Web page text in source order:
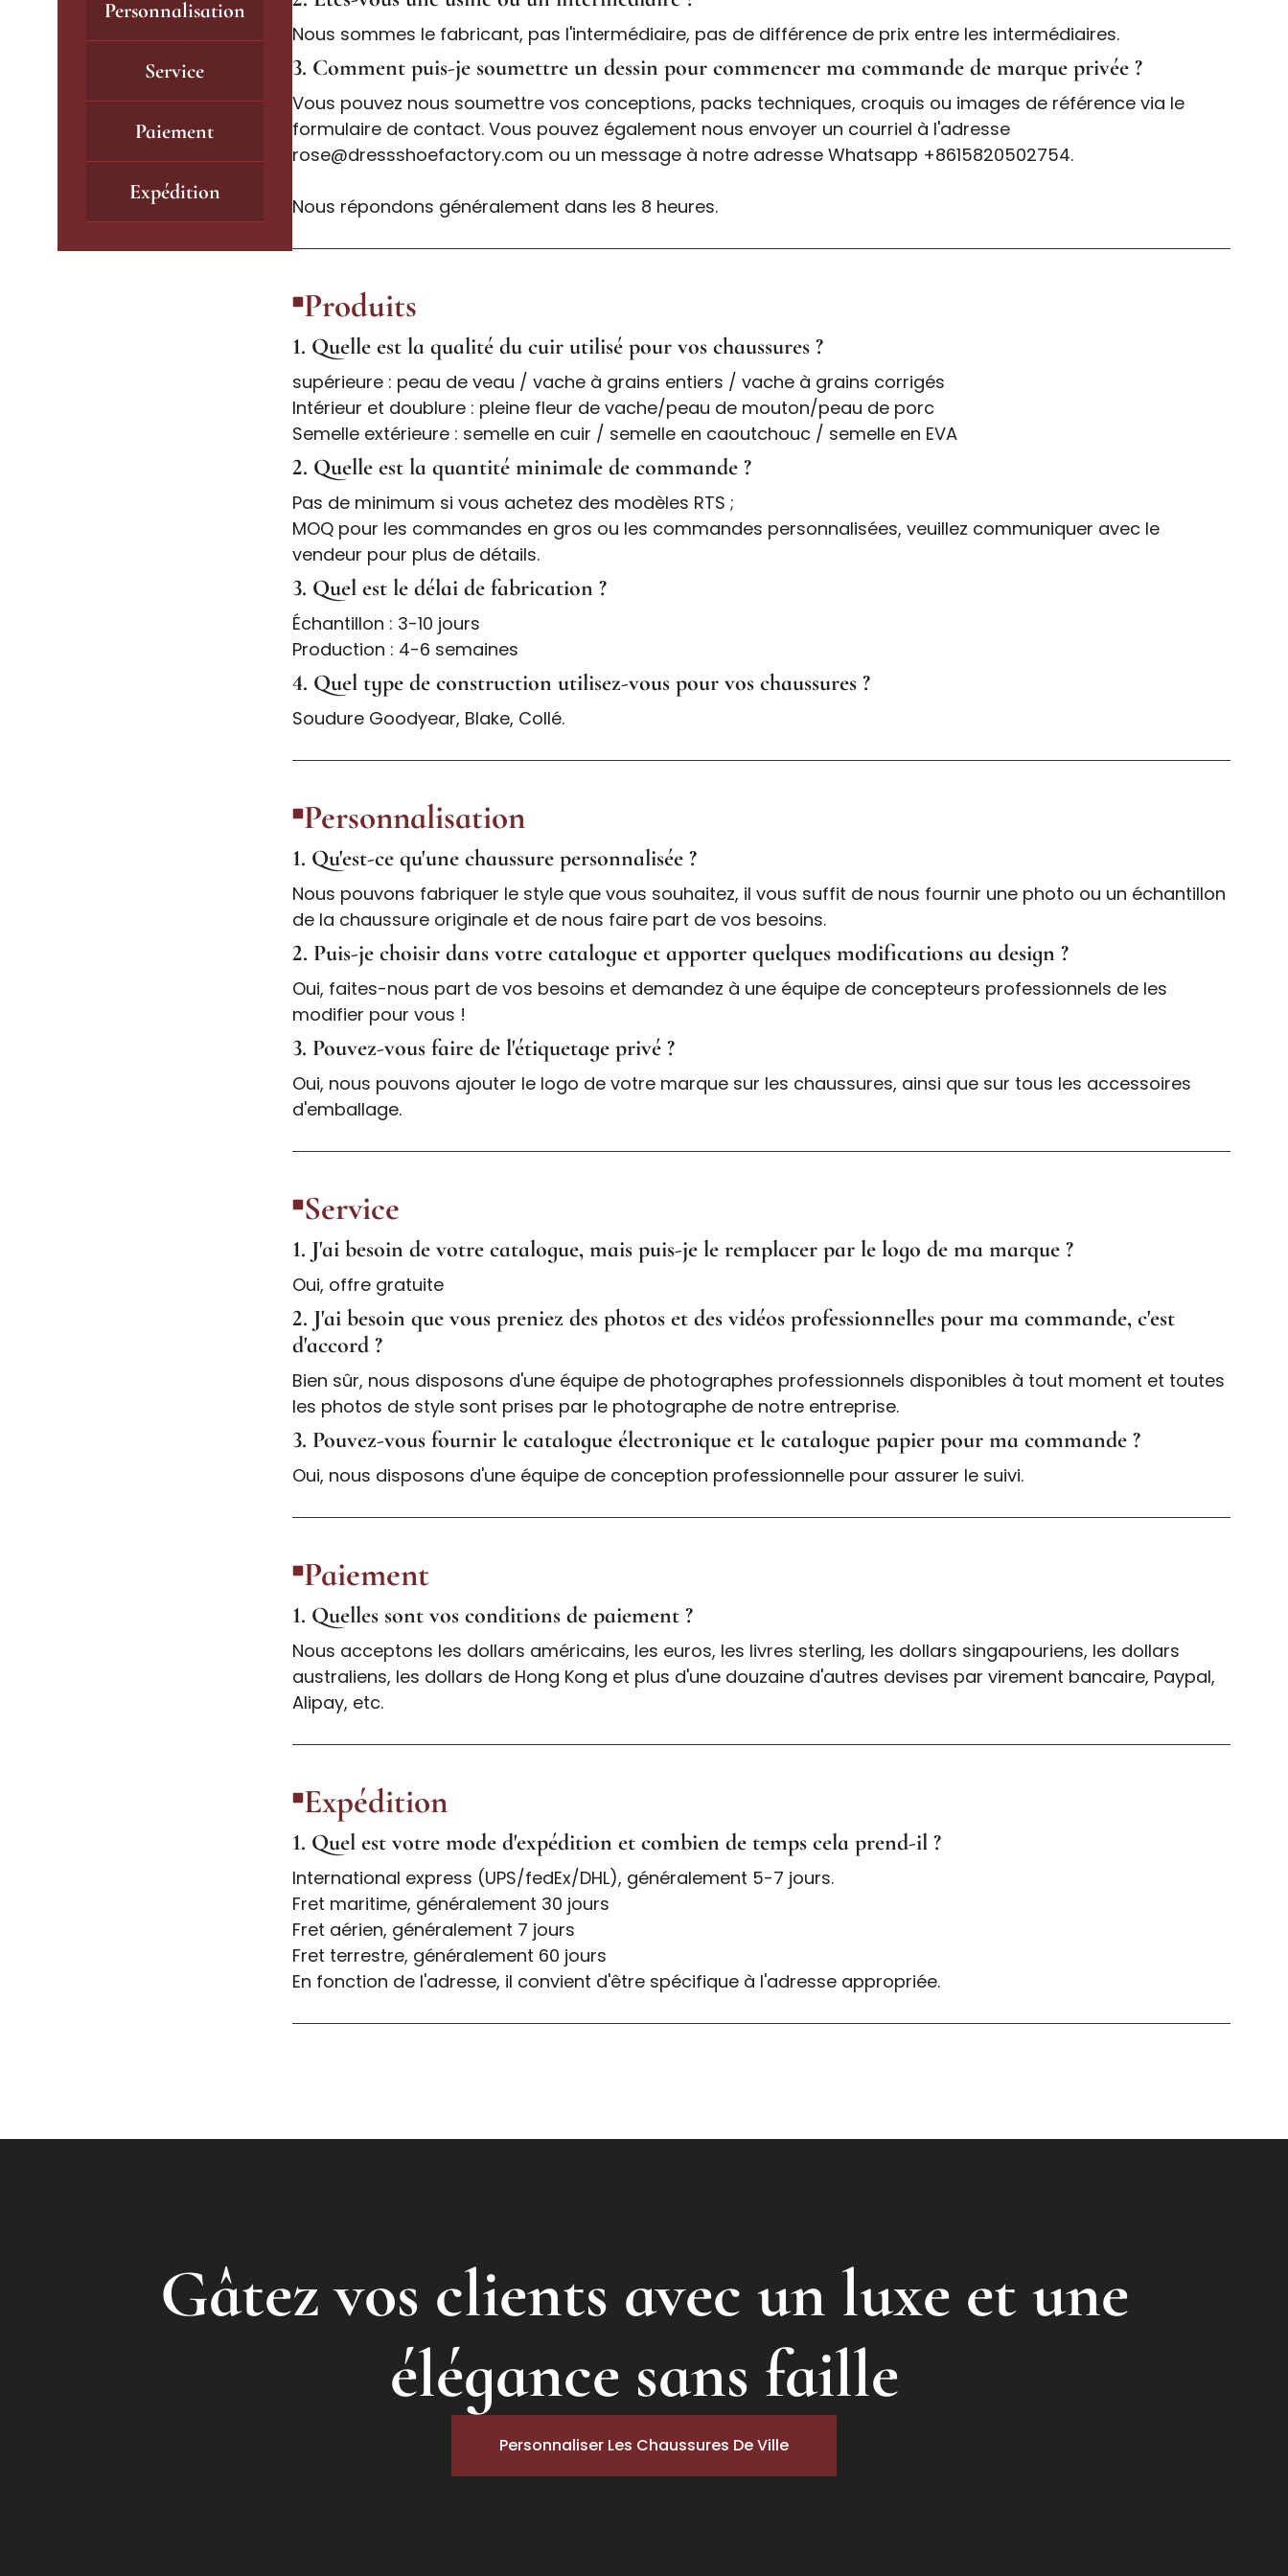
Personnalisation
Service
Paiement
Expédition
Nous sommes le fabricant, pas l'intermédiaire, pas de différence de prix entre les intermédiaires.
3. Comment puis-je soumettre un dessin pour commencer ma commande de marque privée ?
Vous pouvez nous soumettre vos conceptions, packs techniques, croquis ou images de référence via le
formulaire de contact. Vous pouvez également nous envoyer un courriel à l'adresse
rose@dressshoefactory.com ou un message à notre adresse Whatsapp +8615820502754.
Nous répondons généralement dans les 8 heures.
Produits
1. Quelle est la qualité du cuir utilisé pour vos chaussures ?
supérieure : peau de veau / vache à grains entiers / vache à grains corrigés
Intérieur et doublure : pleine fleur de vache/peau de mouton/peau de porc
Semelle extérieure : semelle en cuir / semelle en caoutchouc / semelle en EVA
2. Quelle est la quantité minimale de commande ?
Pas de minimum si vous achetez des modèles RTS ;
MOQ pour les commandes en gros ou les commandes personnalisées, veuillez communiquer avec le
vendeur pour plus de détails.
3. Quel est le délai de fabrication ?
Échantillon : 3-10 jours
Production : 4-6 semaines
4. Quel type de construction utilisez-vous pour vos chaussures ?
Soudure Goodyear, Blake, Collé.
Personnalisation
1. Qu'est-ce qu'une chaussure personnalisée ?
Nous pouvons fabriquer le style que vous souhaitez, il vous suffit de nous fournir une photo ou un échantillon
de la chaussure originale et de nous faire part de vos besoins.
2. Puis-je choisir dans votre catalogue et apporter quelques modifications au design ?
Oui, faites-nous part de vos besoins et demandez à une équipe de concepteurs professionnels de les
modifier pour vous !
3. Pouvez-vous faire de l'étiquetage privé ?
Oui, nous pouvons ajouter le logo de votre marque sur les chaussures, ainsi que sur tous les accessoires
d'emballage.
Service
1. J'ai besoin de votre catalogue, mais puis-je le remplacer par le logo de ma marque ?
Oui, offre gratuite
2. J'ai besoin que vous preniez des photos et des vidéos professionnelles pour ma commande, c'est
d'accord ?
Bien sûr, nous disposons d'une équipe de photographes professionnels disponibles à tout moment et toutes
les photos de style sont prises par le photographe de notre entreprise.
3. Pouvez-vous fournir le catalogue électronique et le catalogue papier pour ma commande ?
Oui, nous disposons d'une équipe de conception professionnelle pour assurer le suivi.
Paiement
1. Quelles sont vos conditions de paiement ?
Nous acceptons les dollars américains, les euros, les livres sterling, les dollars singapouriens, les dollars
australiens, les dollars de Hong Kong et plus d'une douzaine d'autres devises par virement bancaire, Paypal,
Alipay, etc.
Expédition
1. Quel est votre mode d'expédition et combien de temps cela prend-il ?
International express (UPS/fedEx/DHL), généralement 5-7 jours.
Fret maritime, généralement 30 jours
Fret aérien, généralement 7 jours
Fret terrestre, généralement 60 jours
En fonction de l'adresse, il convient d'être spécifique à l'adresse appropriée.
Gâtez vos clients avec un luxe et une
élégance sans faille
Personnaliser Les Chaussures De Ville